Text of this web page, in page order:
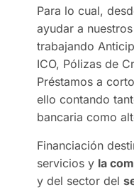
Para lo cual,
ayudar a
trabajando
ICO, Pólizas de
Préstamos a
ello contando
bancaria como
Financiación
servicios y la
y del sector del